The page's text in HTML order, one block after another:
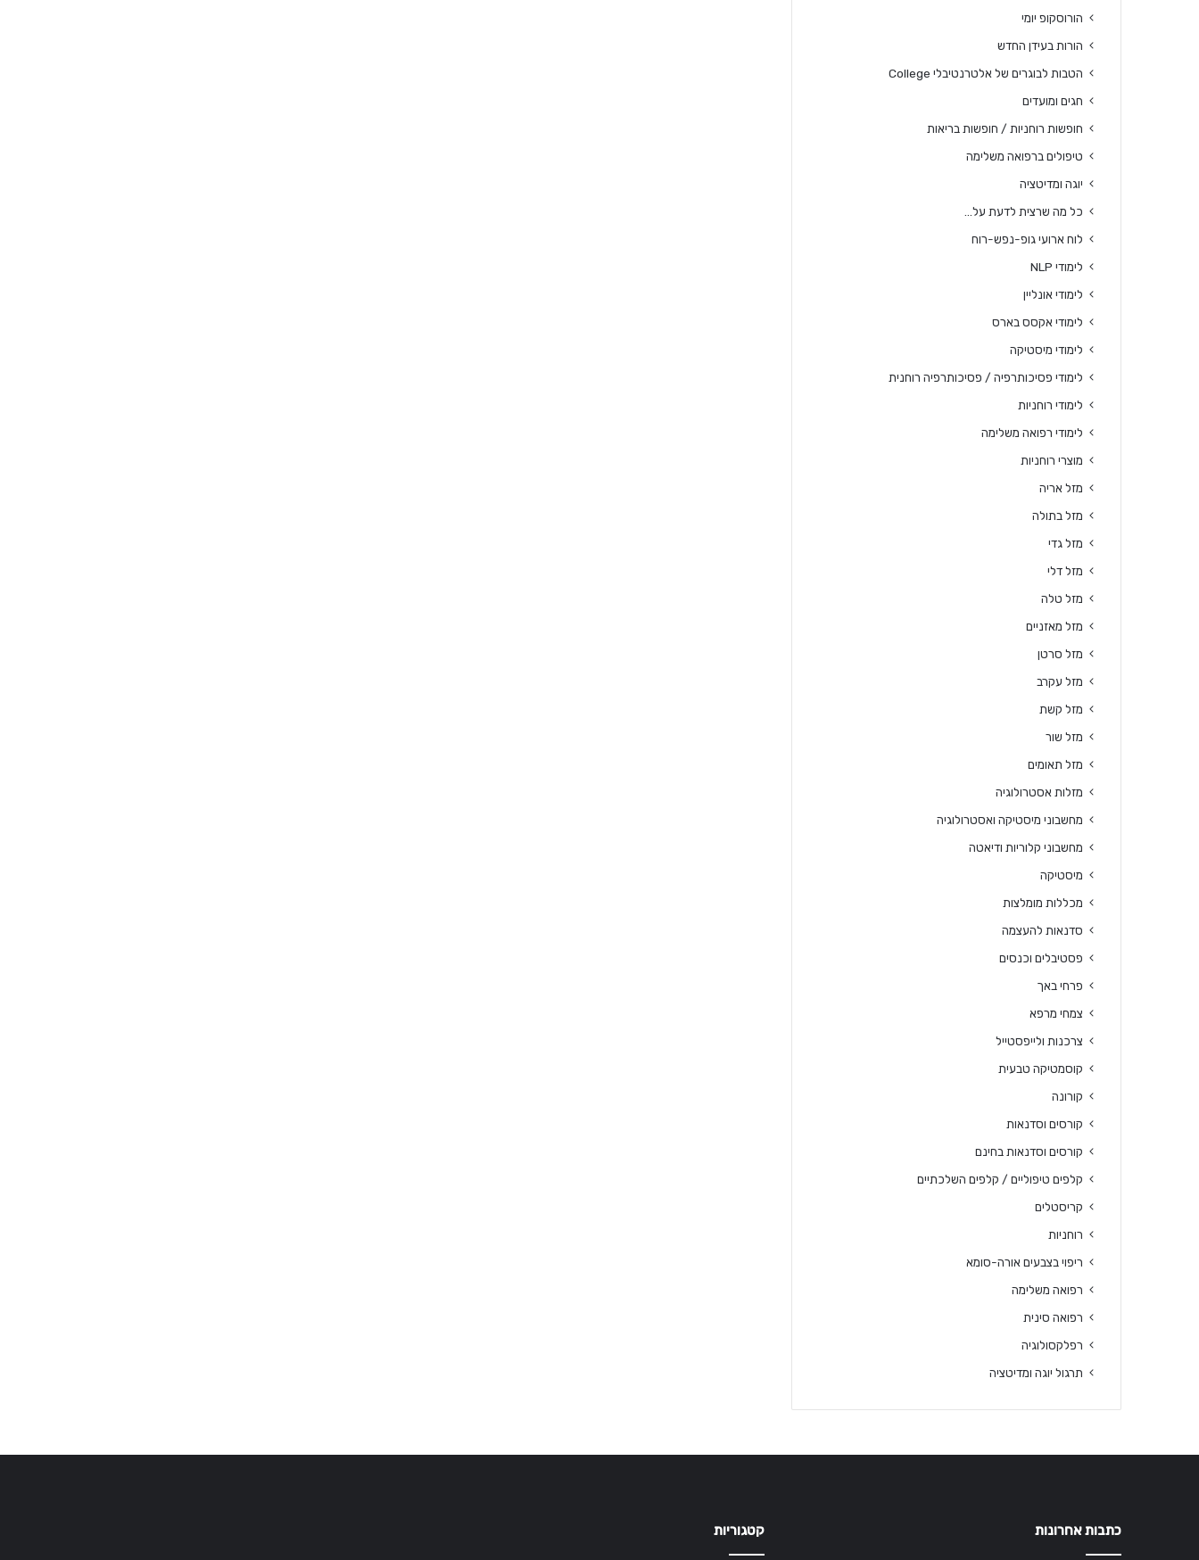
הורוסקופ יומי
הורות בעידן החדש
הטבות לבוגרים של אלטרנטיבלי College
חגים ומועדים
חופשות רוחניות / חופשות בריאות
טיפולים ברפואה משלימה
יוגה ומדיטציה
כל מה שרצית לדעת על…
לוח ארועי גופ-נפש-רוח
לימודי NLP
לימודי אונליין
לימודי אקסס בארס
לימודי מיסטיקה
לימודי פסיכותרפיה / פסיכותרפיה רוחנית
לימודי רוחניות
לימודי רפואה משלימה
מוצרי רוחניות
מזל אריה
מזל בתולה
מזל גדי
מזל דלי
מזל טלה
מזל מאזניים
מזל סרטן
מזל עקרב
מזל קשת
מזל שור
מזל תאומים
מזלות אסטרולוגיה
מחשבוני מיסטיקה ואסטרולוגיה
מחשבוני קלוריות ודיאטה
מיסטיקה
מכללות מומלצות
סדנאות להעצמה
פסטיבלים וכנסים
פרחי באך
צמחי מרפא
צרכנות ולייפסטייל
קוסמטיקה טבעית
קורונה
קורסים וסדנאות
קורסים וסדנאות בחינם
קלפים טיפוליים / קלפים השלכתיים
קריסטלים
רוחניות
ריפוי בצבעים אורה-סומא
רפואה משלימה
רפואה סינית
רפלקסולוגיה
תרגול יוגה ומדיטציה
כתבות אחרונות קטגוריות